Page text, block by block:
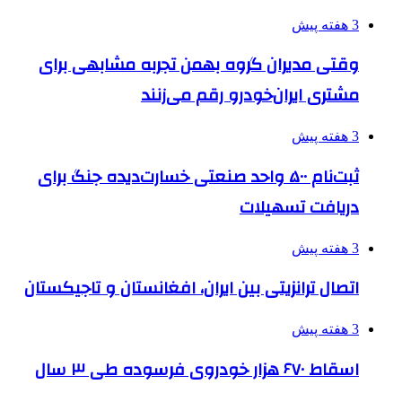
3 هفته پیش
وقتی مدیران گروه بهمن تجربه مشابهی برای
مشتری ایران‌خودرو رقم می‌زنند
3 هفته پیش
ثبت‌نام ۵۰۰ واحد صنعتی خسارت‌دیده جنگ برای
دریافت تسهیلات
3 هفته پیش
اتصال ترانزیتی بین ایران، افغانستان و تاجیکستان
3 هفته پیش
اسقاط ۶۷۰ هزار خودروی فرسوده طی ۳ سال